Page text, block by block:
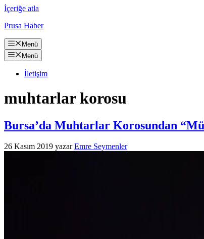
İçeriğe atla
Prusa Haber
Menü
Menü
İletişim
muhtarlar korosu
Bursa’da Muhtarlar Korosundan
26 Kasım 2019 yazarEmre Seymenler